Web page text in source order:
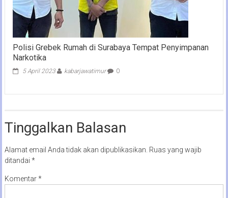
Polisi Grebek Rumah di Surabaya Tempat Penyimpanan
Narkotika
5 April 2023 kabarjawatimur 0
Tinggalkan Balasan
Alamat email Anda tidak akan dipublikasikan. Ruas yang wajib
ditandai *
Komentar*